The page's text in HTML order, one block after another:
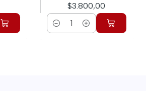
$3.800,00
Cantidad